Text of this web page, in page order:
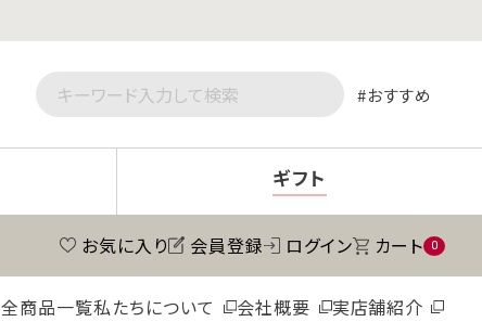
おすすめ
ギフト
お気に入り 会員登録 ログイン カート 0
全商品一覧私たちについて 会社概要 実店舗紹介